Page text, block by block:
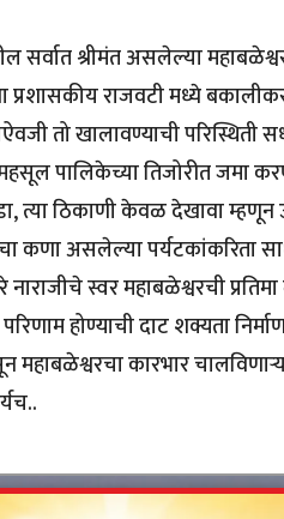
सर्वात श्रीमंत असलेल्या
प्रशासकीय राजवटी मध्ये
तो खालावण्याची परिस्थिती
पालिकेच्या तिजोरीत जमा
त्या ठिकाणी केवळ देखावा
कणा असलेल्या
नाराजीचे स्वर महाबळेश्वरची
होण्याची दाट शक्यता
कारभार चालविणार्‍या